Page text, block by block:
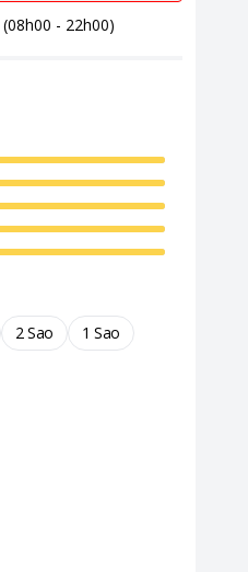
(08h00 - 22h00)
2 Sao 1 Sao